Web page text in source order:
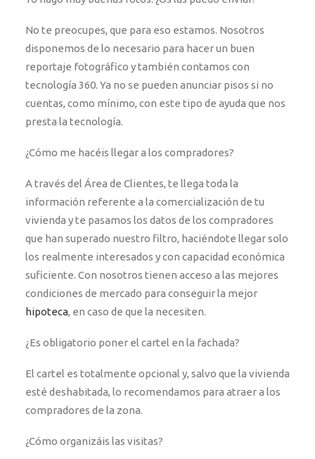
No te preocupes, que para eso estamos. Nosotros
disponemos de lo necesario para hacer un buen
reportaje fotográfico y también contamos con
tecnología 360. Ya no se pueden anunciar pisos si no
cuentas, como mínimo, con este tipo de ayuda que nos
presta la tecnología.
¿Cómo me hacéis llegar a los compradores?
A través del Área de Clientes, te llega toda la
información referente a la comercialización de tu
vivienda y te pasamos los datos de los compradores
que han superado nuestro filtro, haciéndote llegar solo
los realmente interesados y con capacidad económica
suficiente. Con nosotros tienen acceso a las mejores
condiciones de mercado para conseguir la mejor
hipoteca, en caso de que la necesiten.
¿Es obligatorio poner el cartel en la fachada?
El cartel es totalmente opcional y, salvo que la vivienda
esté deshabitada, lo recomendamos para atraer a los
compradores de la zona.
¿Cómo organizáis las visitas?